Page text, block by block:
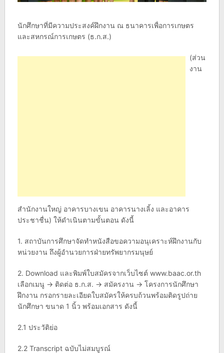
นักศึกษาที่มีความประสงค์ฝึกงาน ณ ธนาคารเพื่อการเกษตร
และสหกรณ์การเกษตร (ธ.ก.ส.)
(ส่วน
งาน
สำนักงานใหญ่ อาคารบางเขน อาคารนางเลิ้ง และอาคาร
ประชาชื่น) ให้ดำเนินตามขั้นตอน ดังนี้
1. สถาบันการศึกษาจัดทำหนังสือขอความอนุเคราะห์ฝึกงานกับ
หน่วยงาน ถึงผู้อำนวยการฝ่ายทรัพยากรมนุษย์
2. Download และพิมพ์ใบสมัครจากเว็บไซต์ www.baac.or.th
เลือกเมนู -> ติดต่อ ธ.ก.ส. -> สมัครงาน -> โครงการนักศึกษา
ฝึกงาน กรอกรายละเอียดใบสมัครให้ครบถ้วนพร้อมติดรูปถ่าย
นักศึกษา ขนาด 1 นิ้ว พร้อมเอกสาร ดังนี้
2.1 ประวัติย่อ
2.2 Transcript ฉบับไม่สมบูรณ์